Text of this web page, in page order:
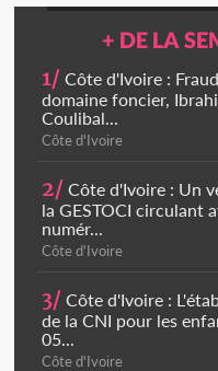
+ DE LA
1/ Côte d'Ivoire :
domaine foncier,
Coulibal...
Côte d'Ivoire
2/ Côte d'Ivoire : Un
la GESTOCI circulant
numér...
Côte d'Ivoire
3/ Côte d'Ivoire :
de la CNI pour les
05...
Côte d'Ivoire